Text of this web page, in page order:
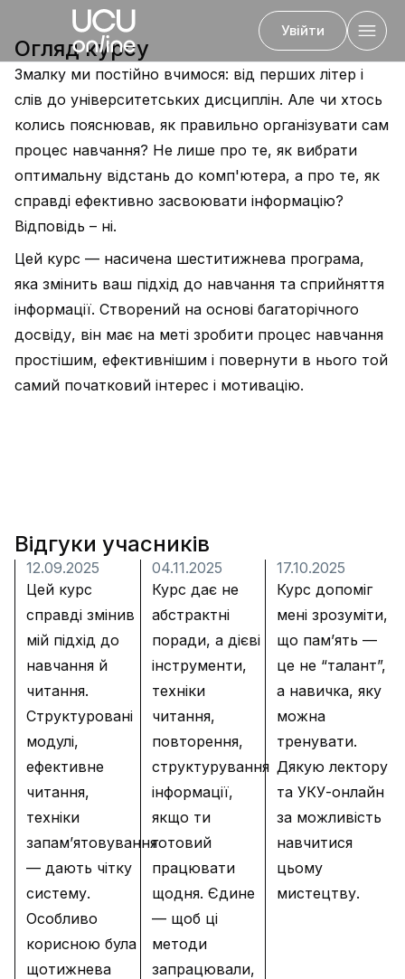
Увійти
Назад
Огляд курсу
Змалку ми постійно вчимося: від перших літер і
слів до університетських дисциплін. Але чи хтось
колись пояснював, як правильно організувати сам
процес навчання? Не лише про те, як вибрати
оптимальну відстань до комп'ютера, а про те, як
справді ефективно засвоювати інформацію?
Відповідь – ні.
Цей курс — насичена шеститижнева програма,
яка змінить ваш підхід до навчання та сприйняття
інформації. Створений на основі багаторічного
досвіду, він має на меті зробити процес навчання
простішим, ефективнішим і повернути в нього той
самий початковий інтерес і мотивацію.
Відгуки учасників
12.09.2025
Цей курс
справді змінив
мій підхід до
навчання й
читання.
Структуровані
модулі,
ефективне
читання,
техніки
запам’ятовування
— дають чітку
систему.
Особливо
корисною була
щотижнева
04.11.2025
Курс дає не
абстрактні
поради, а дієві
інструменти,
техніки
читання,
повторення,
структурування
інформації,
якщо ти
готовий
працювати
щодня. Єдине
— щоб ці
методи
запрацювали,
17.10.2025
Курс допоміг
мені зрозуміти,
що пам’ять —
це не “талант”,
а навичка, яку
можна
тренувати.
Дякую лектору
та УКУ-онлайн
за можливість
навчитися
цьому
мистецтву.